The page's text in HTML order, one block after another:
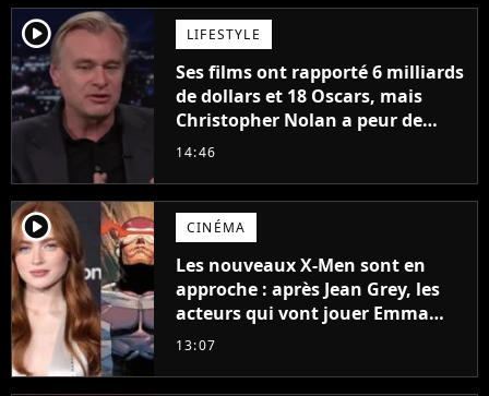
player2 LIFESTYLE
Ses films ont rapporté 6 milliards
de dollars et 18 Oscars, mais
Christopher Nolan a peur de
tourner un genre de films très
14:46
player2 CINÉMA
Les nouveaux X-Men sont en
approche : après Jean Grey, les
acteurs qui vont jouer Emma
Frost et Cyclope trouvés !
13:07